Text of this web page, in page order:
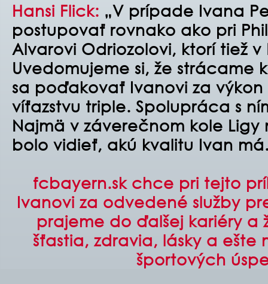
Hansi Flick: „V prípade Ivana
postupovať rovnako ako pri
Alvarovi Odriozolovi, ktorí tiež v
Uvedomujeme si, že strácame
sa poďakovať Ivanovi za výkon
víťazstvu triple. Spolupráca s
Najmä v záverečnom kole Ligy
bolo vidieť, akú kvalitu Ivan
fcbayern.sk chce pri tejto
Ivanovi za odvedené služby
prajeme do ďalšej kariéry a
šťastia, zdravia, lásky a ešte
športových